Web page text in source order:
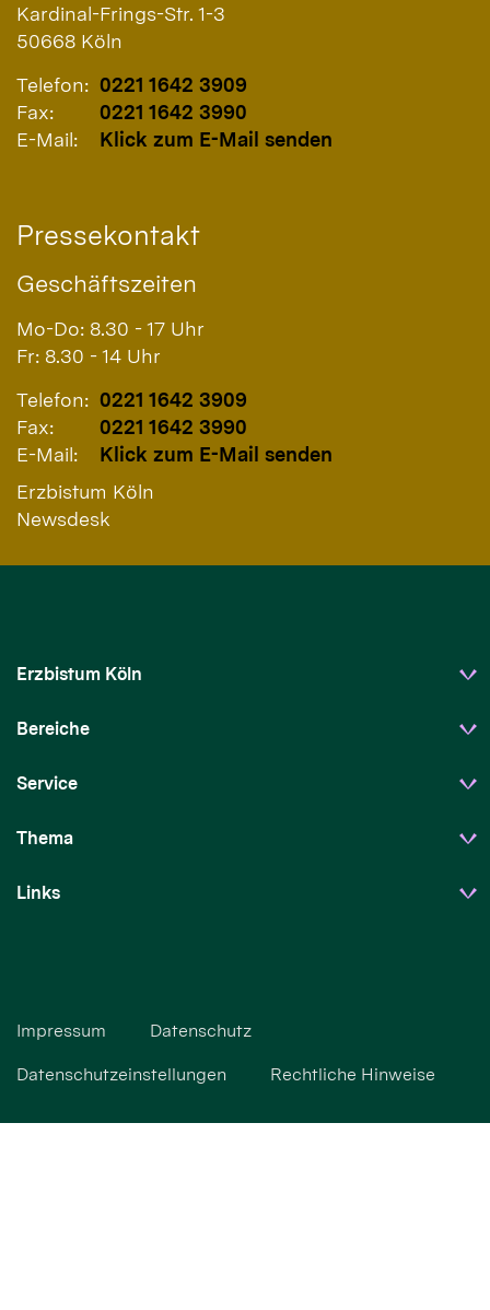
Kardinal-Frings-Str. 1-3
50668 Köln
Telefon: 0221 1642 3909
Fax:
0221 1642 3990
E-Mail:
Klick zum E-Mail senden
Pressekontakt
Geschäftszeiten
Mo-Do: 8.30 - 17 Uhr
Fr: 8.30 - 14 Uhr
Telefon: 0221 1642 3909
Fax:
0221 1642 3990
E-Mail:
Klick zum E-Mail senden
Erzbistum Köln
Newsdesk
Erzbistum Köln
Bereiche
Service
Thema
Links
Impressum Datenschutz
Datenschutzeinstellungen Rechtliche Hinweise